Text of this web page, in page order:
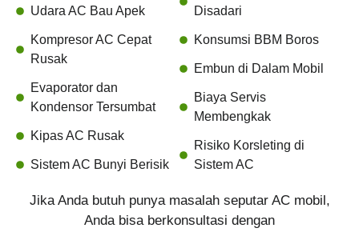
Udara AC Bau Apek
Kompresor AC Cepat
Rusak
Evaporator dan
Kondensor Tersumbat
Kipas AC Rusak
Sistem AC Bunyi Berisik
Disadari
Konsumsi BBM Boros
Embun di Dalam Mobil
Biaya Servis
Membengkak
Risiko Korsleting di
Sistem AC
Jika Anda butuh punya masalah seputar AC mobil,
Anda bisa berkonsultasi dengan